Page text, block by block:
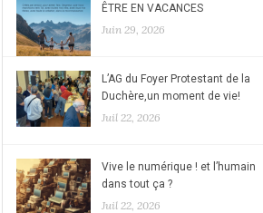
ÊTRE EN VACANCES
Juin 29, 2026
L’AG du Foyer Protestant de la
Duchère,un moment de vie!
Juil 22, 2026
Vive le numérique ! et l’humain
dans tout ça ?
Juil 22, 2026